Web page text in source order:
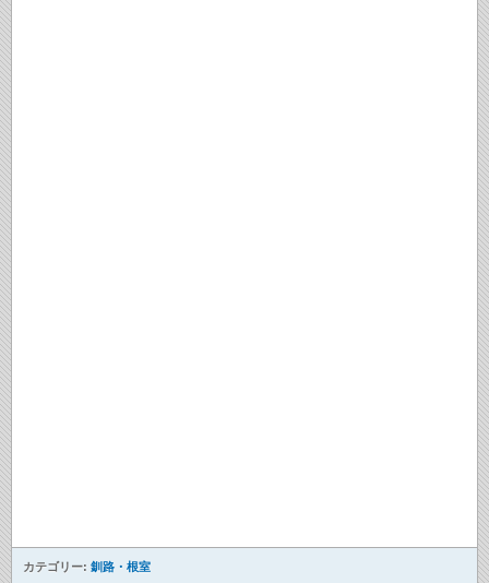
カテゴリー: 釧路・根室